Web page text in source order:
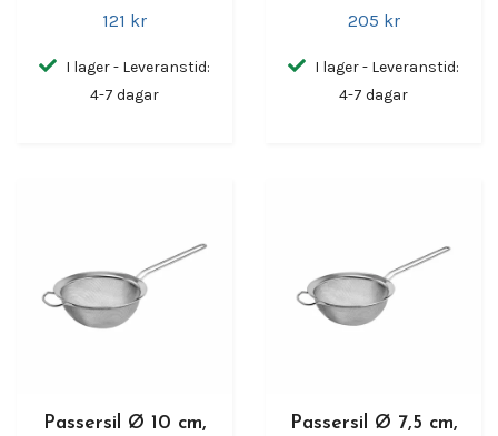
121 kr
I lager - Leveranstid:
4-7 dagar
205 kr
I lager - Leveranstid:
4-7 dagar
Passersil Ø 10 cm,
Passersil Ø 7,5 cm,